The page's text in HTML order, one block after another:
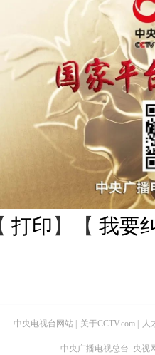
打印 】【 我要
中央电视台网站 关于CCTV.com 人
中央广播电视总台 央视